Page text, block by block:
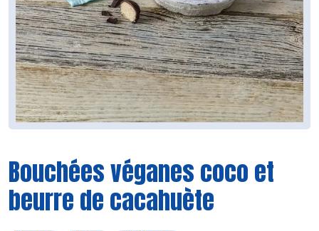
Bouchées véganes coco et
beurre de cacahuète